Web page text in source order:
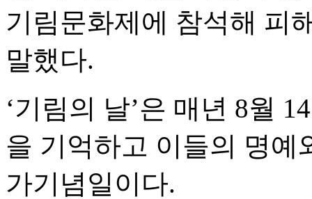
기림문화제에 참석해 피
말했다.
‘기림의 날’은 매년 8월
을 기억하고 이들의 명예
가기념일이다.